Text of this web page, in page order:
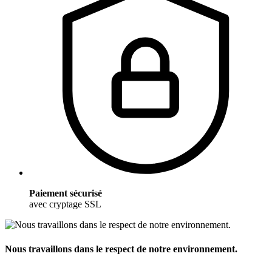
Paiement sécurisé
avec cryptage SSL
Nous travaillons dans le respect de notre environnement.